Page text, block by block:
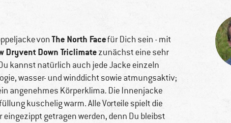
vonThe North Facefür Dich sein - mit
Dryvent Down Triclimatezunächst eine sehr
kannst natürlich auch jede Jacke einzeln
wasser- und winddicht sowie atmungsaktiv;
angenehmes Körperklima. Die Innenjacke
kuschelig warm. Alle Vorteile spielt die
getragen werden, denn Du bleibst